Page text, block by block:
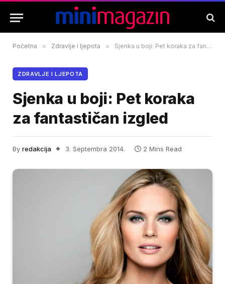
Početna » Zdravlje i ljepota » Sjenka u boji: Pet koraka za fantastičan izgled
ZDRAVLJE I LJEPOTA
Sjenka u boji: Pet koraka
za fantastičan izgled
By redakcija 3. Septembra 2014. 2 Mins Read